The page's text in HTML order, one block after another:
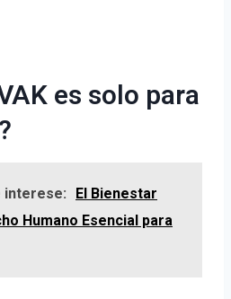
es solo para
interese:
El Bienestar
Humano Esencial para